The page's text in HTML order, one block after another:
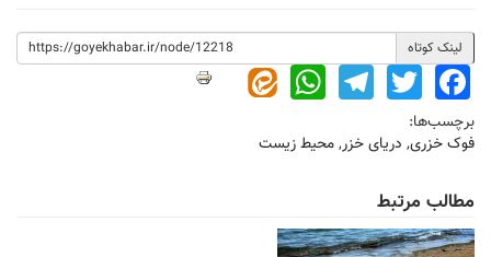
لینک کوتاه
Facebook
Twitter
Telegram
WhatsApp
برچسب‌ها:
فوک خزری, دریای خزر,محیط زیست
مطالب مرتبط